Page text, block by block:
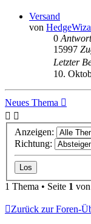
Versand
von
0
15997
Letzter
10.
Neues Thema
Anzeigen:
Richtung:
1 Thema • Seite 1 von
Zurück zur Foren-